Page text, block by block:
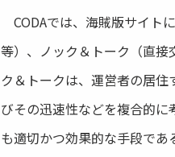
CODAでは、海賊版サイト
等）、ノック＆トーク（直接
ク＆トークは、運営者の居
びその迅速性などを複合的
も適切かつ効果的な手段であ